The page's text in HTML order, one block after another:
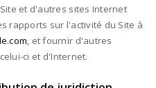
et d'autres sites Internet
rapports sur l'activité du Site à
, et fournir d'autres
ci et d'Internet.